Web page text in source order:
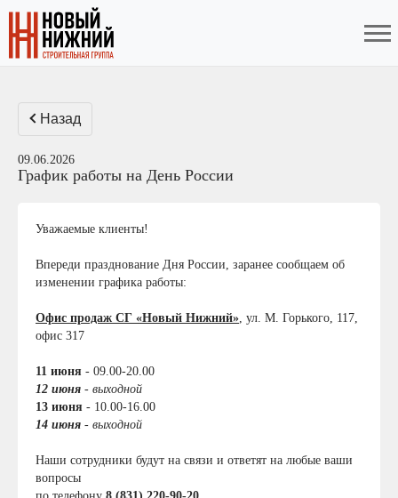
Назад
09.06.2026
График работы на День России
Уважаемые клиенты!
Впереди празднование Дня России, заранее сообщаем об
изменении графика работы:
Офис продаж СГ «Новый Нижний», ул. М. Горького, 117,
офис 317
11 июня - 09.00-20.00
12 июня - выходной
13 июня - 10.00-16.00
14 июня - выходной
Наши сотрудники будут на связи и ответят на любые ваши
вопросы